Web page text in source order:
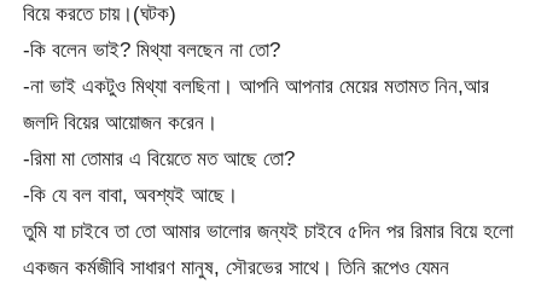
বিয়ে করতে চায়।(ঘটক)
-কি বলেন ভাই? মিথ্যা বলছেন না তো?
-না ভাই একটুও মিথ্যা বলছিনা। আপনি আপনার মেয়ের মতামত নিন,আর
জলদি বিয়ের আয়োজন করেন।
-রিমা মা তোমার এ বিয়েতে মত আছে তো?
-কি যে বল বাবা, অবশ্যই আছে।
তুমি যা চাইবে তা তো আমার ভালোর জন্যই চাইবে ৫দিন পর রিমার বিয়ে হলো
একজন কর্মজীবি সাধারণ মানুষ, সৌরভের সাথে। তিনি রূপেও যেমন